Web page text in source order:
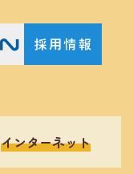
インターネット